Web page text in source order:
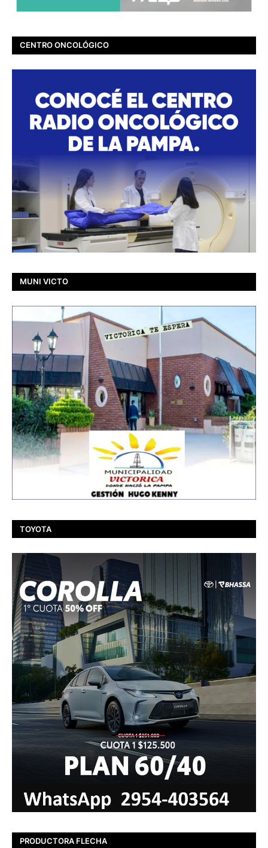
CENTRO ONCOLÓGICO
MUNI VICTO
TOYOTA
PRODUCTORA FLECHA